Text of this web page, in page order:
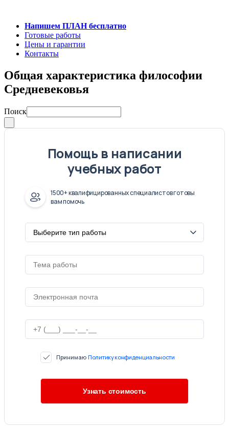
Напишем ПЛАН бесплатно
Готовые работы
Цены и гарантии
Контакты
Общая характеристика философии
Средневековья
Поиск
Помощь в написании
учебных работ
1500+ квалифицированных специалистов готовы
вам помочь
Принимаю Политику конфиденциальности